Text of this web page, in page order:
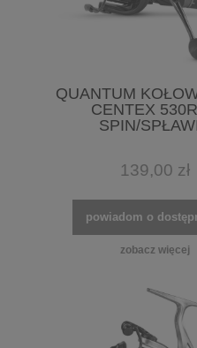
QUANTUM
CENTEX
SPIN/
139,00 zł
powiadom o
zobacz więcej